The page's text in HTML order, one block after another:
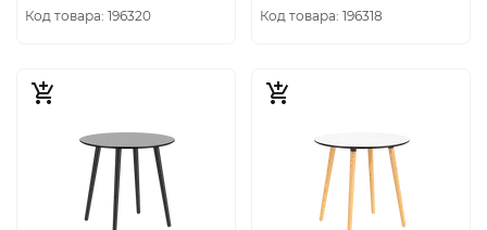
Код товара: 196320 Код товара: 196318